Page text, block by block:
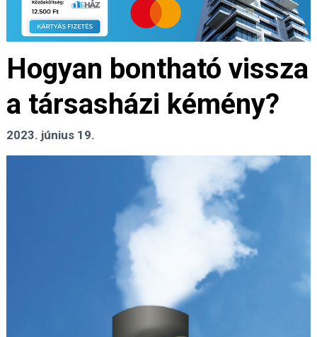
Hogyan bontható vissza
a társasházi kémény?
2023. június 19.